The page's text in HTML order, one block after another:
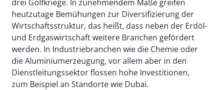
drei Golfkriege. In zunehmendem Maße greifen
heutzutage Bemühungen zur Diversifizierung der
Wirtschaftsstruktur, das heißt, dass neben der Erdöl-
und Erdgaswirtschaft weitere Branchen gefördert
werden. In Industriebranchen wie die Chemie oder
die Aluminiumerzeugung, vor allem aber in den
Dienstleitungssektor flossen hohe Investitionen,
zum Beispiel an Standorte wie Dubai.